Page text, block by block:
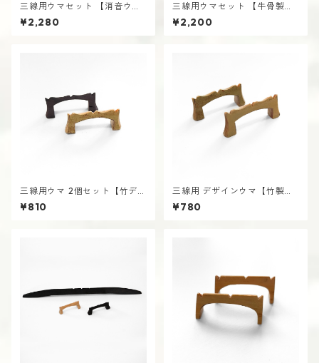
三線用ウマセット 【消音ウマ
＋牛骨製デザイン太＋竹製デ
ザイン】 四つ足 さんしん うま
¥2,280
三線用ウマセット 【牛骨製デ
ザイン太＋黒木製デザイン＋
竹製デザイン】 四つ足 さんし
¥2,200
三線用ウマ 2個セット【竹デザ
イン＋黒木デザイン】 さんし
ん うま
¥810
三線用 デザインウマ【竹製】2
個セット さんしん うま
¥780